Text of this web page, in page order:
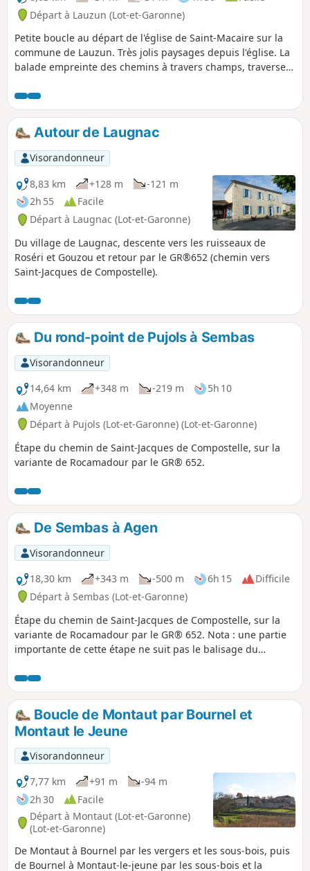
Départ à Lauzun (Lot-et-Garonne)
Petite boucle au départ de l'église de Saint-Macaire sur la
commune de Lauzun. Très jolis paysages depuis l'église. La
balade empreinte des chemins à travers champs, traverse
sous-bois où vous passerez à proximité d'une palombière.
Autour de Laugnac
Visorandonneur
8,83 km
+128 m
-121 m
2h 55
Facile
Départ à Laugnac (Lot-et-Garonne)
Du village de Laugnac, descente vers les ruisseaux de
Roséri et Gouzou et retour par le GR®652 (chemin vers
Saint-Jacques de Compostelle).
Du rond-point de Pujols à Sembas
Visorandonneur
14,64 km
+348 m -219 m
5h 10
Moyenne
Départ à Pujols (Lot-et-Garonne) (Lot-et-Garonne)
Étape du chemin de Saint-Jacques de Compostelle, sur la
variante de Rocamadour par le GR® 652.
De Sembas à Agen
Visorandonneur
18,30 km
+343 m -500 m 6h 15
Difficile
Départ à Sembas (Lot-et-Garonne)
Étape du chemin de Saint-Jacques de Compostelle, sur la
variante de Rocamadour par le GR® 652. Nota : une partie
importante de cette étape ne suit pas le balisage du
bitumé, mieux adapté aux conditions humides.
Boucle de Montaut par Bournel et
Montaut le Jeune
Visorandonneur
7,77 km
+91 m
-94 m
2h 30
Facile
Départ à Montaut (Lot-et-Garonne)
(Lot-et-Garonne)
De Montaut à Bournel par les vergers et les sous-bois, puis
de Bournel à Montaut-le-jeune par les sous-bois et la